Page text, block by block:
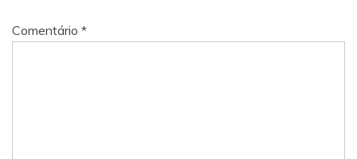
Comentário *